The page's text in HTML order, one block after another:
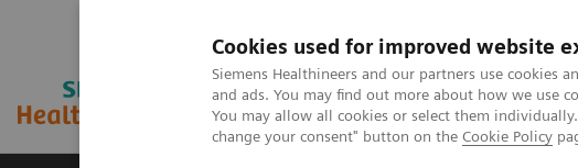
Cookies used for improved website
Siemens Healthineers and our partners use cookies
and ads. You may find out more about how we use
You may allow all cookies or select them
change your consent" button on the Cookie Policy